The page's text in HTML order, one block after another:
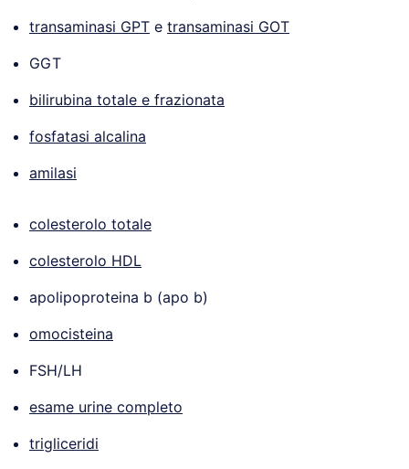
transaminasi GPT e transaminasi GOT
GGT
bilirubina totale e frazionata
fosfatasi alcalina
amilasi
colesterolo totale
colesterolo HDL
apolipoproteina b (apo b)
omocisteina
FSH/LH
esame urine completo
trigliceridi